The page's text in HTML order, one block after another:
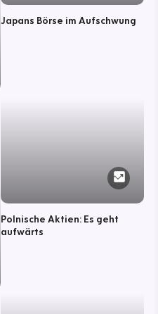
Japans Börse im Aufschwung
Polnische Aktien: Es geht
aufwärts